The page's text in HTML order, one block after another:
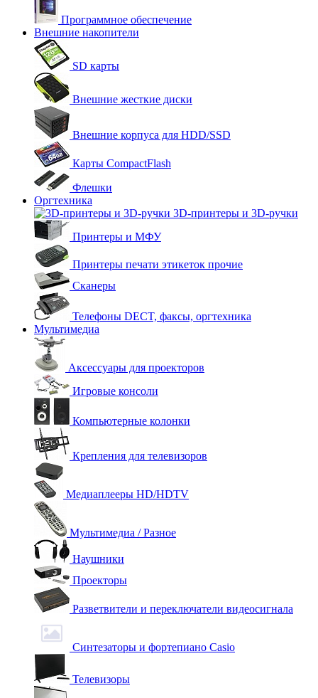
Программное обеспечение
Внешние накопители
SD карты
Внешние жесткие диски
Внешние корпуса для HDD/SSD
Карты CompactFlash
Флешки
Оргтехника
3D-принтеры и 3D-ручки
Принтеры и МФУ
Принтеры печати этикеток прочие
Сканеры
Телефоны DECT, факсы, оргтехника
Мультимедиа
Аксессуары для проекторов
Игровые консоли
Компьютерные колонки
Крепления для телевизоров
Медиаплееры HD/HDTV
Мультимедиа / Разное
Наушники
Проекторы
Разветвители и переключатели видеосигнала
Синтезаторы и фортепиано Casio
Телевизоры